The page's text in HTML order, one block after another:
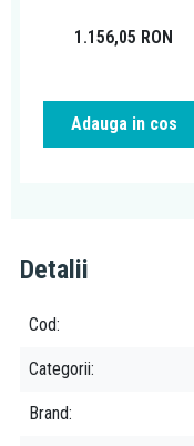
1.156,05 RON
Adauga in cos
Detalii
Cod
Categorii
Brand